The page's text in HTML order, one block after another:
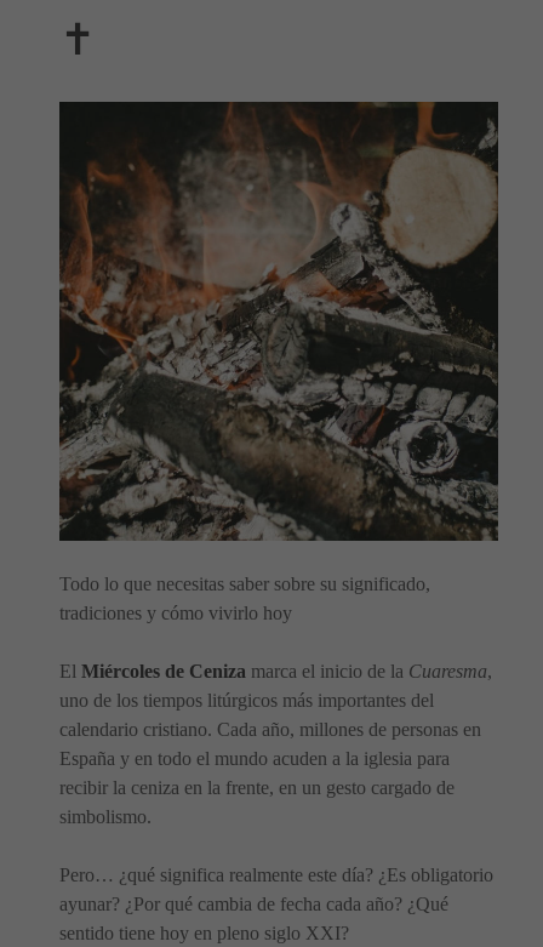
✝️
Todo lo que necesitas saber sobre su significado,
tradiciones y cómo vivirlo hoy
El Miércoles de Ceniza marca el inicio de la Cuaresma,
uno de los tiempos litúrgicos más importantes del
calendario cristiano. Cada año, millones de personas en
España y en todo el mundo acuden a la iglesia para
recibir la ceniza en la frente, en un gesto cargado de
simbolismo.
Pero… ¿qué significa realmente este día? ¿Es obligatorio
ayunar? ¿Por qué cambia de fecha cada año? ¿Qué
sentido tiene hoy en pleno siglo XXI?